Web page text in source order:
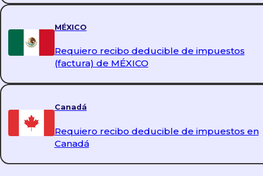
MÉXICO
Requiero recibo deducible de impuestos
(factura) de MÉXICO
Canadá
Requiero recibo deducible de impuestos en
Canadá